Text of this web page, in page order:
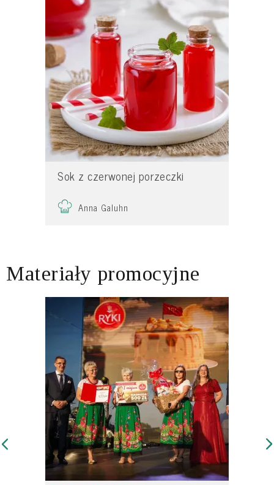
Sok z czerwonej porzeczki
Anna Galuhn
Materiały promocyjne